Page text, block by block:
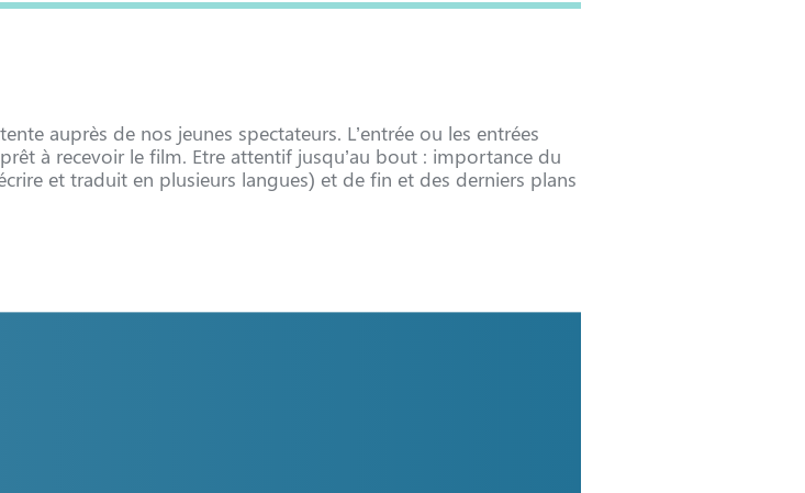
auprès de nos jeunes spectateurs. L’entrée ou les entrées
à recevoir le film. Etre attentif jusqu’au bout : importance du
et traduit en plusieurs langues) et de fin et des derniers plans